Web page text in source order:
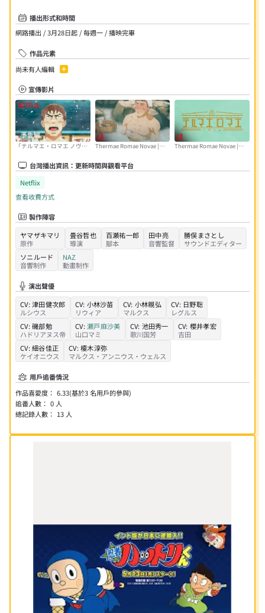
播出形式和時間
網路播出 / 3月28日起 / 每週一 / 播映完畢
作品元素
尚未有人編輯
宣傳影片
「テルマエ・ロマエ ノヴァ
Thermae Romae Novae |
Announcement | Netflix
Anime
Thermae Romae Novae |
台灣播出資訊：更新時間與觀看平台
Netflix
查看收費方式
製作陣容
ヤマザキマリ
原作
畳谷哲也
導演
百瀬祐一郎
腳本
田中亮
音響監督
勝俣まさとし
サウンドエディター
ソニルード
音響制作
NAZ
動畫制作
演出聲優
CV: 津田健次郎
ルシウス
CV: 小林沙苗
リウィア
CV: 小林親弘
マルクス
CV: 日野聡
レグルス
CV: 磯部勉
ハドリアヌス帝
CV: 瀬戸麻沙美
山口マミ
CV: 池田秀一
歌川国芳
CV: 櫻井孝宏
吉田
CV: 細谷佳正
ケイオニウス
CV: 榎木淳弥
マルクス・アンニウス・ウェルス
用戶追番情況
作品喜愛度： 6.33(基於3名用戶的參與)
追番人數： 0 人
總記錄人數： 13 人